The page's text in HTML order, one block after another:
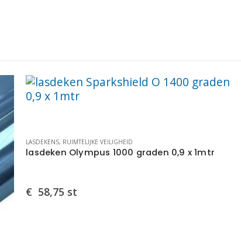
LASDEKENS, RUIMTELIJKE VEILIGHEID
lasdeken Olympus 1000 graden 0,9 x 1mtr
€ 58,75 st